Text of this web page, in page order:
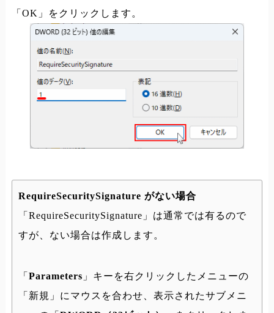
「OK」をクリックします。
RequireSecuritySignature がない場合
「RequireSecuritySignature」は通常では有るので
すが、ない場合は作成します。
「 Parameters 」キーを右クリックしたメニューの
「新規」にマウスを合わせ、表示されたサブメニ